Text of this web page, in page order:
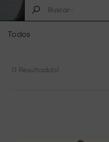
Todos
0 Resultado(s)